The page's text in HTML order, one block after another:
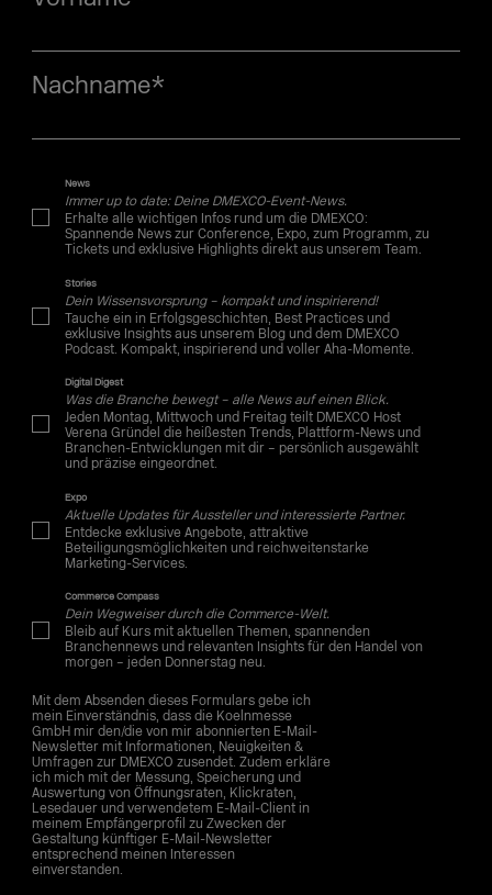
Nachname*
News
Immer up to date: Deine DMEXCO-Event-News.
Erhalte alle wichtigen Infos rund um die DMEXCO:
Spannende News zur Conference, Expo, zum Programm, zu
Tickets und exklusive Highlights direkt aus unserem Team.
Stories
Dein Wissensvorsprung – kompakt und inspirierend!
Tauche ein in Erfolgsgeschichten, Best Practices und
exklusive Insights aus unserem Blog und dem DMEXCO
Podcast. Kompakt, inspirierend und voller Aha-Momente.
Digital Digest
Was die Branche bewegt – alle News auf einen Blick.
Jeden Montag, Mittwoch und Freitag teilt DMEXCO Host
Verena Gründel die heißesten Trends, Plattform-News und
Branchen-Entwicklungen mit dir – persönlich ausgewählt
und präzise eingeordnet.
Expo
Aktuelle Updates für Aussteller und interessierte Partner.
Entdecke exklusive Angebote, attraktive
Beteiligungsmöglichkeiten und reichweitenstarke
Marketing-Services.
Commerce Compass
Dein Wegweiser durch die Commerce-Welt.
Bleib auf Kurs mit aktuellen Themen, spannenden
Branchennews und relevanten Insights für den Handel von
morgen – jeden Donnerstag neu.
Mit dem Absenden dieses Formulars gebe ich
mein Einverständnis, dass die Koelnmesse
GmbH mir den/die von mir abonnierten E-Mail-
Newsletter mit Informationen, Neuigkeiten &
Umfragen zur DMEXCO zusendet. Zudem erkläre
ich mich mit der Messung, Speicherung und
Auswertung von Öffnungsraten, Klickraten,
Lesedauer und verwendetem E-Mail-Client in
meinem Empfängerprofil zu Zwecken der
Gestaltung künftiger E-Mail-Newsletter
entsprechend meinen Interessen
einverstanden.